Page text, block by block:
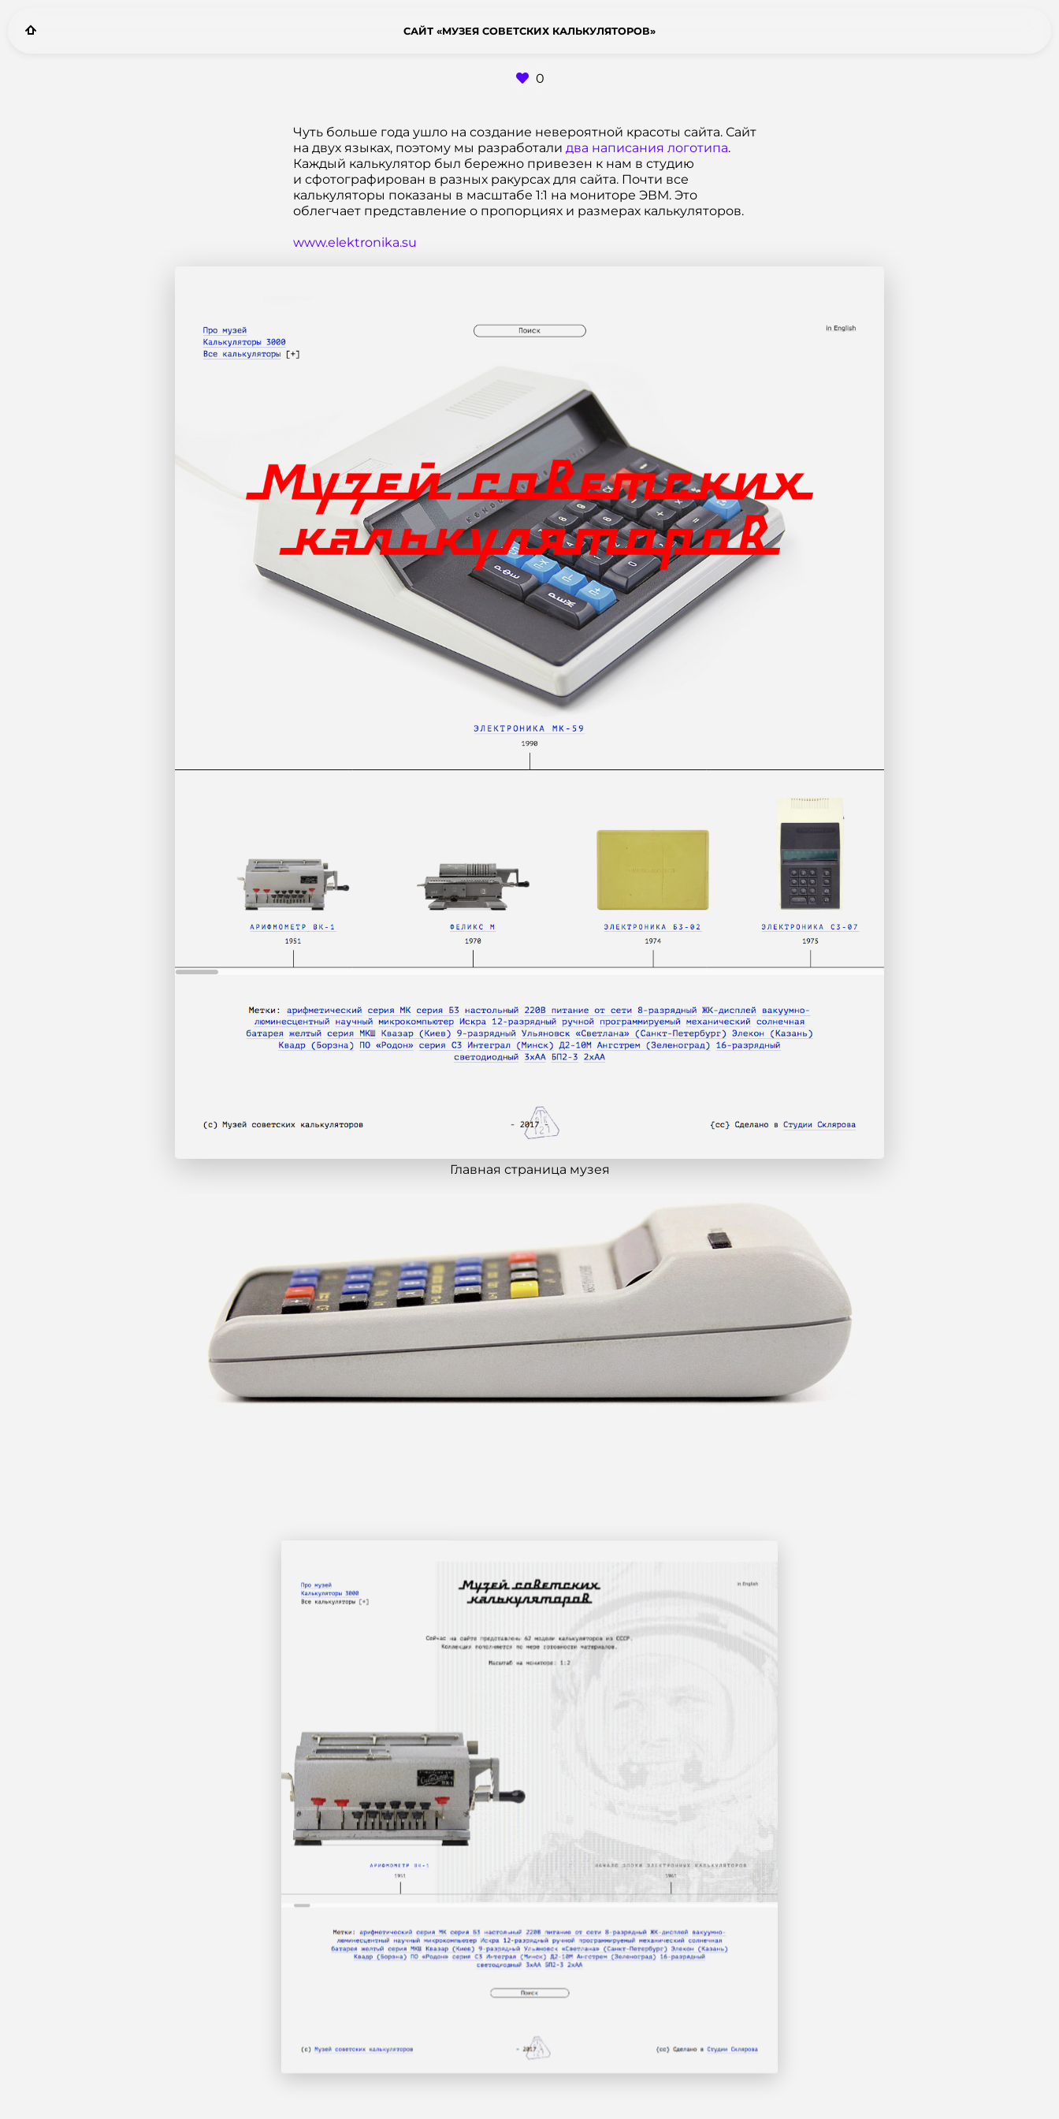
САЙТ «МУЗЕЯ СОВЕТСКИХ КАЛЬКУЛЯТОРОВ»
Чуть больше года ушло на создание невероятной красоты сайта. Сайт
на двух языках, поэтому мы разработали два написания логотипа.
Каждый калькулятор был бережно привезен к нам в студию
и сфотографирован в разных ракурсах для сайта. Почти все
калькуляторы показаны в масштабе 1:1 на мониторе ЭВМ. Это
облегчает представление о пропорциях и размерах калькуляторов.
www.elektronika.su
Главная страница музея
0